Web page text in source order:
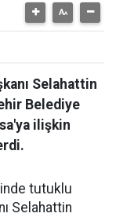
Selahattin
Belediye
ilişkin
tutuklu
Selahattin